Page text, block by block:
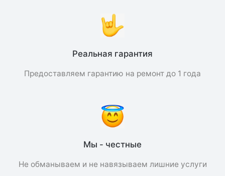
Реальная гарантия
Предоставляем гарантию на ремонт до 1 года
Мы - честные
Не обманываем и не навязываем лишние услуги